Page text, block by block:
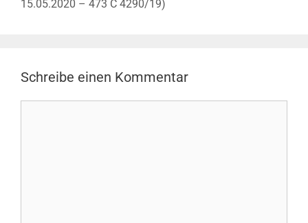
15.05.2020 – 473 C 4290/19)
Schreibe einen Kommentar